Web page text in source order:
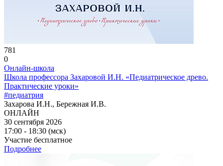
781
0
Онлайн-школа
Школа профессора Захаровой И.Н. «Педиатрическое древо.
Практические уроки»
#педиатрия
Захарова И.Н., Бережная И.В.
ОНЛАЙН
30 сентября 2026
17:00 - 18:30 (мск)
Участие бесплатное
Подробнее